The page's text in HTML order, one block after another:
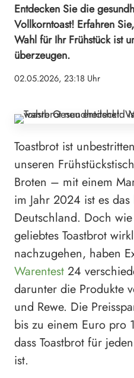
Entdecken Sie die
Vollkorntoast! Erfahren
Wahl für Ihr Frühstück ist
überzeugen.
02.05.2026, 23:18 Uhr
Toastbrot ist
unseren
Broten – mit einem
im Jahr 2024 ist es
Deutschland. Doch
geliebtes Toastbrot
nachzugehen, haben
Warentest 24
darunter die Produkte
und Rewe. Die
bis zu einem Euro pro
dass Toastbrot für
ist.